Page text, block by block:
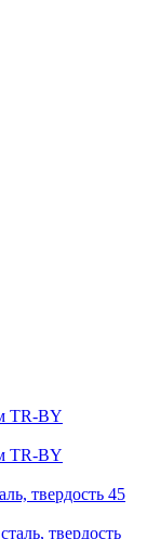
TR-BY
твердость 45